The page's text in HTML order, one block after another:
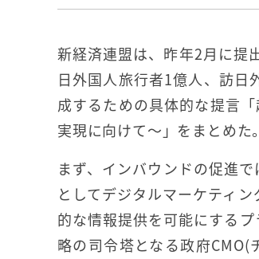
新経済連盟は、昨年2月に提
日外国人旅行者1億人、訪日
成するための具体的な提言
実現に向けて～」をまとめた。
まず、インバウンドの促進
としてデジタルマーケティ
的な情報提供を可能にする
略の司令塔となる政府